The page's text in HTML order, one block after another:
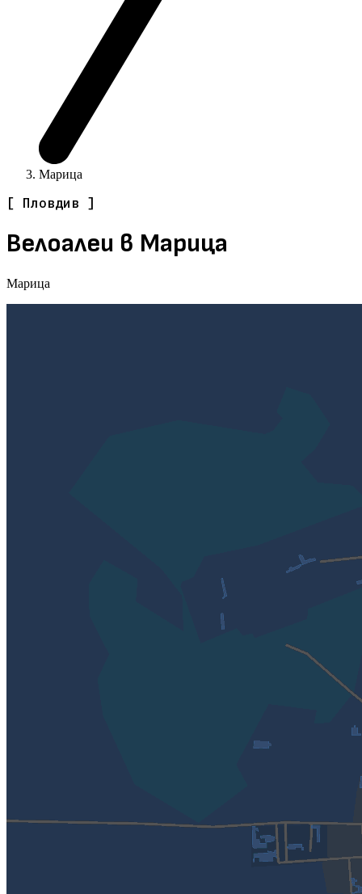
Марица
[ Пловдив ]
Велоалеи в Марица
Марица